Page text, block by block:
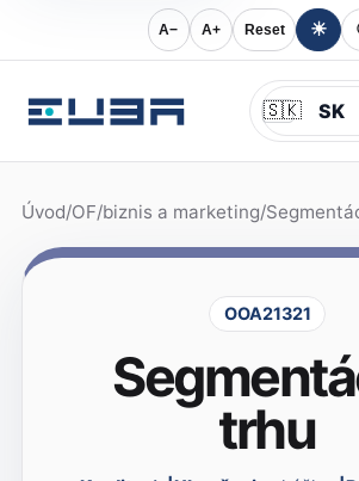
A− A+ Reset ☀
🇸🇰
Úvod/OF/biznis a marketing/
OOA21321
trhu